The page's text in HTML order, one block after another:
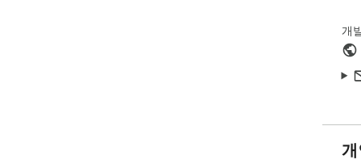
-
개